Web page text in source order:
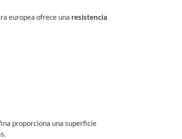
europea ofrece una resistencia
proporciona una superficie